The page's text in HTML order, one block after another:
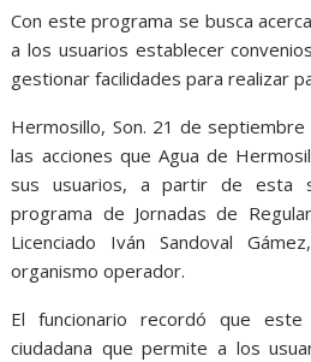
Con este programa se busca
a los usuarios establecer
gestionar facilidades para realizar
Hermosillo, Son. 21 de
las acciones que Agua de
sus usuarios, a partir de esta
programa de Jornadas de
Licenciado Iván Sandoval
organismo operador.
El funcionario recordó que este
ciudadana que permite a los